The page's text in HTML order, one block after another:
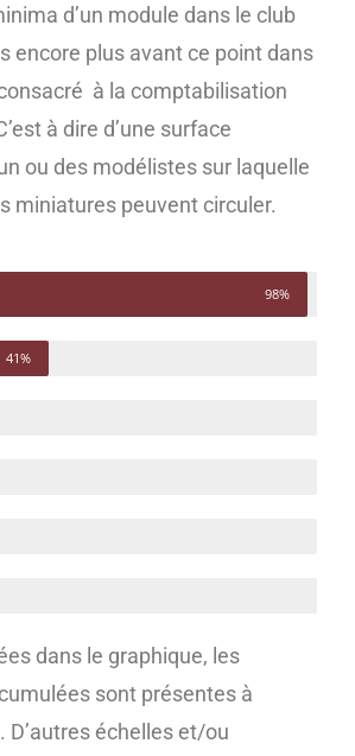
d’un module dans le club
encore plus avant ce point dans
à la comptabilisation
à dire d’une surface
ou des modélistes sur laquelle
miniatures peuvent circuler.
98%
41%
dans le graphique, les
sont présentes à
D’autres échelles et/ou